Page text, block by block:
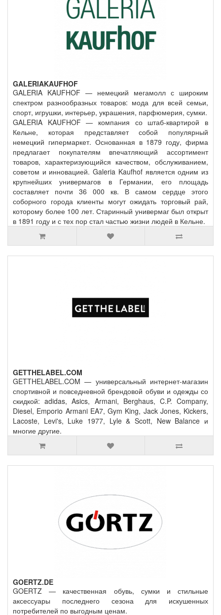
GALERIAKAUFHOF
GALERIA KAUFHOF — немецкий мегамолл с широким
спектром разнообразных товаров: мода для всей семьи,
спорт, игрушки, интерьер, украшения, парфюмерия, сумки.
GALERIA KAUFHOF — компания со штаб-квартирой в
Кельне, которая представляет собой популярный
немецкий гипермаркет. Основанная в 1879 году, фирма
предлагает покупателям впечатляющий ассортимент
товаров, характеризующийся качеством, обслуживанием,
советом и инновацией. Galeria Kaufhof является одним из
крупнейших универмагов в Германии, его площадь
составляет почти 36 000 кв. В самом сердце этого
соборного города клиенты могут ожидать торговый рай,
которому более 100 лет. Старинный универмаг был открыт
в 1891 году и с тех пор стал частью жизни людей в Кельне.
GETTHELABEL.COM
GETTHELABEL.COM — универсальный интернет-магазин
спортивной и повседневной брендовой обуви и одежды со
скидкой: adidas, Asics, Armani, Berghaus, C.P. Company,
Diesel, Emporio Armani EA7, Gym King, Jack Jones, Kickers,
Lacoste, Levi's, Luke 1977, Lyle & Scott, New Balance и
многие другие.
GOERTZ.DE
GOERTZ — качественная обувь, сумки и стильные
аксессуары последнего сезона для искушенных
потребителей по выгодным ценам.